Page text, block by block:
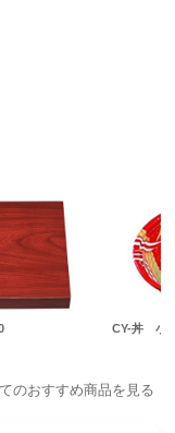
CY-丼 小
のおすすめ商品を見る